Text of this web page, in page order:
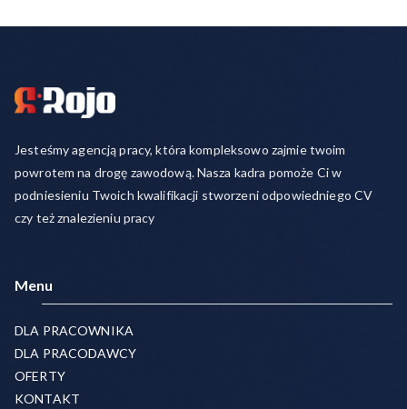
Jesteśmy agencją pracy, która kompleksowo zajmie twoim
powrotem na drogę zawodową. Nasza kadra pomoże Ci w
podniesieniu Twoich kwalifikacji stworzeni odpowiedniego CV
czy też znalezieniu pracy
Menu
DLA PRACOWNIKA
DLA PRACODAWCY
OFERTY
KONTAKT